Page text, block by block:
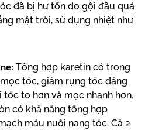
đã bị hư tổn do gội đầu quá
mặt trời, sử dụng nhiệt như
Tổng hợp karetin có trong
tóc, giảm rụng tóc đáng
to hơn và mọc nhanh hơn.
có khả năng tổng hợp
máu nuôi nang tóc. Cả 2